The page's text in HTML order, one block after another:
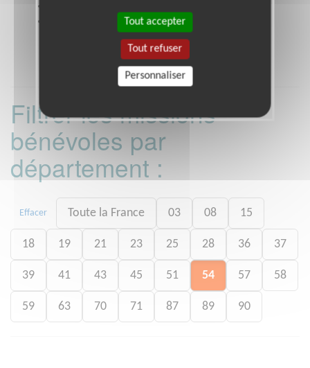
10 rue Charles Gerhardt
STRASBOURG (67000)
Filtrer les missions
bénévoles par
département :
Effacer Toute la France 03 08 15
18 19 21 23 25 28 36 37
39 41 43 45 51 54 57 58
59 63 70 71 87 89 90
Tout accepter
Tout refuser
Personnaliser